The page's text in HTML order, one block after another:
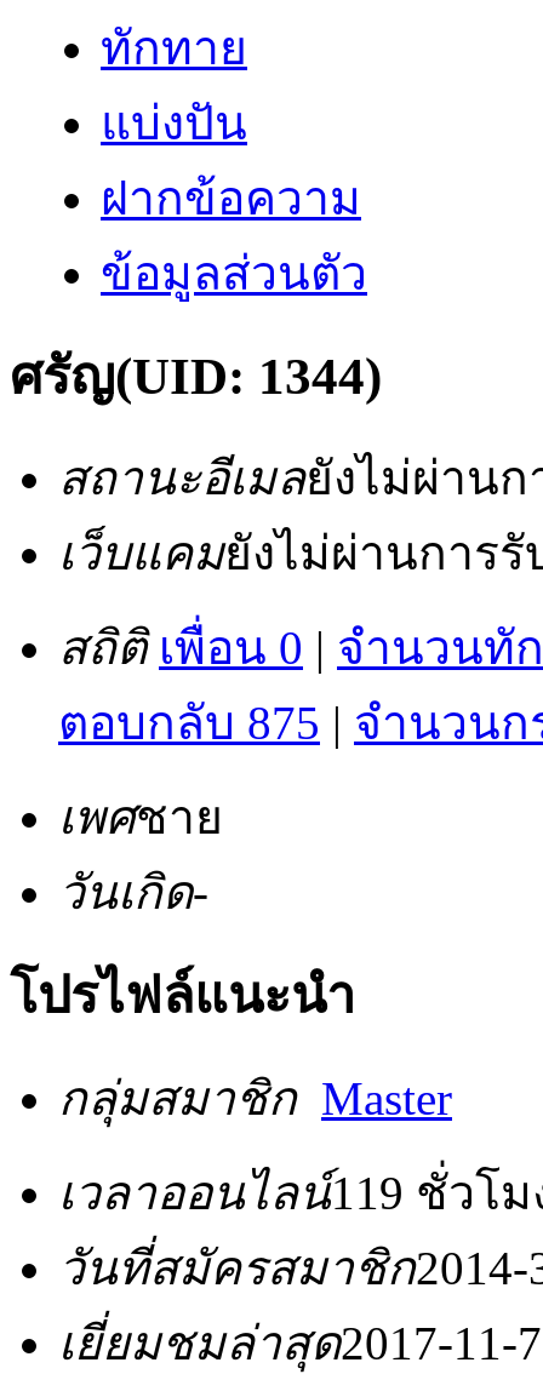
ทักทาย
แบ่งปัน
ฝากข้อความ
ข้อมูลส่วนตัว
ศรัญ(UID: 1344)
สถานะอีเมลยังไม่ผ่านก
เว็บแคมยังไม่ผ่านการรั
สถิติ เพื่อน 0 | จำนวนทั
ตอบกลับ 875 | จำนวนก
เพศชาย
วันเกิด-
โปรไฟล์แนะนำ
กลุ่มสมาชิก Master
เวลาออนไลน์119 ชั่วโม
วันที่สมัครสมาชิก2014-
เยี่ยมชมล่าสุด2017-11-